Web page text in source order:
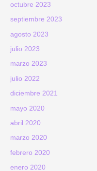
octubre 2023
septiembre 2023
agosto 2023
julio 2023
marzo 2023
julio 2022
diciembre 2021
mayo 2020
abril 2020
marzo 2020
febrero 2020
enero 2020